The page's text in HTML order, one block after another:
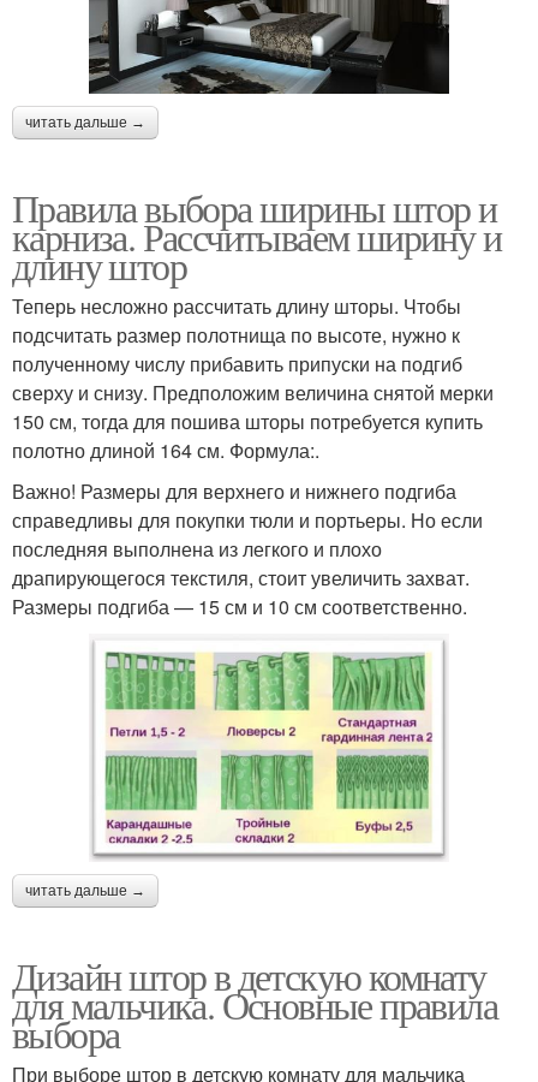
читать дальше →
Правила выбора ширины штор и
карниза. Рассчитываем ширину и
длину штор
Теперь несложно рассчитать длину шторы. Чтобы
подсчитать размер полотнища по высоте, нужно к
полученному числу прибавить припуски на подгиб
сверху и снизу. Предположим величина снятой мерки
150 см, тогда для пошива шторы потребуется купить
полотно длиной 164 см. Формула:.
Важно! Размеры для верхнего и нижнего подгиба
справедливы для покупки тюли и портьеры. Но если
последняя выполнена из легкого и плохо
драпирующегося текстиля, стоит увеличить захват.
Размеры подгиба — 15 см и 10 см соответственно.
читать дальше →
Дизайн штор в детскую комнату
для мальчика. Основные правила
выбора
При выборе штор в детскую комнату для мальчика